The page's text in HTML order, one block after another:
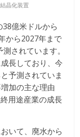
晶化装置
億米ドルから
から2027年まで
されています。
長しており、今
予測されていま
加の主な理由
用途産業の成長
いて、廃水から